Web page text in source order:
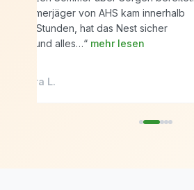
Kammerjäger von AHS kam innerhalb
Stunden, hat das Nest sicher
und alles…“ mehr lesen
Sandra L.